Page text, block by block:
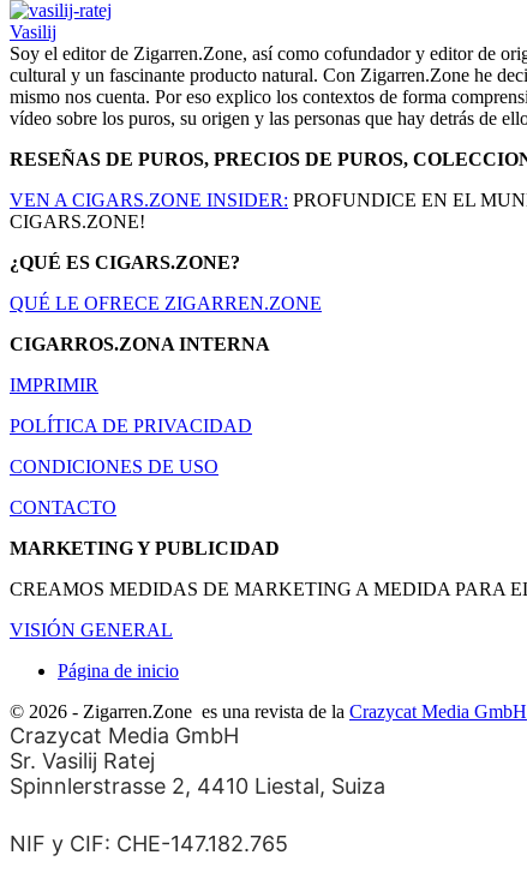
Vasilij
Soy el editor de Zigarren.Zone, así como cofundador y editor de
cultural y un fascinante producto natural. Con Zigarren.Zone he
mismo nos cuenta. Por eso explico los contextos de forma
vídeo sobre los puros, su origen y las personas que hay detrás de
RESEÑAS DE PUROS, PRECIOS DE PUROS,
VEN A CIGARS.ZONE INSIDER: PROFUNDICE EN EL
CIGARS.ZONE!
¿QUÉ ES CIGARS.ZONE?
QUÉ LE OFRECE ZIGARREN.ZONE
CIGARROS.ZONA INTERNA
IMPRIMIR
POLÍTICA DE PRIVACIDAD
CONDICIONES DE USO
CONTACTO
MARKETING Y PUBLICIDAD
CREAMOS MEDIDAS DE MARKETING A MEDIDA PARA
VISIÓN GENERAL
Página de inicio
© 2026 - Zigarren.Zone es una revista de la Crazycat Media GmbH
Crazycat Media GmbH
Sr. Vasilij Ratej
Spinnlerstrasse 2, 4410 Liestal, Suiza
NIF y CIF: CHE-147.182.765